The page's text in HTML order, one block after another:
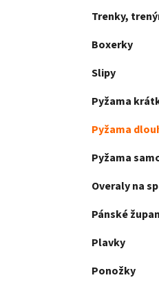
Trenky,
Boxerky
Slipy
Pyžama
Pyžama
Pyžama
Overaly na
Pánské
Plavky
Ponožky